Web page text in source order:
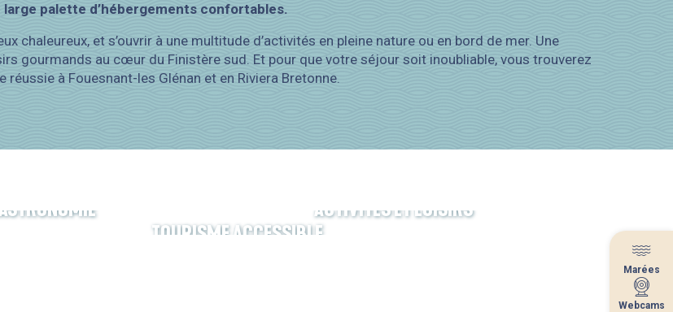
Marées
Webcams
large palette d’hébergements confortables.
chaleureux, et s’ouvrir à une multitude d’activités en pleine nature ou en bord de mer. Une
gourmands au cœur du Finistère sud. Et pour que votre séjour soit inoubliable, vous trouverez
à Fouesnant-les Glénan et en Riviera Bretonne.
ACTIVITÉS ET LOISIRS
TOURISME ACCESSIBLE